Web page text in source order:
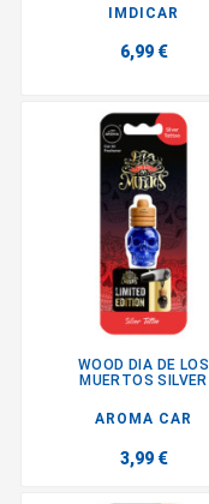
IMDICAR
6,99 €
WOOD DIA DE LOS
MUERTOS SILVER
AROMA CAR
3,99 €